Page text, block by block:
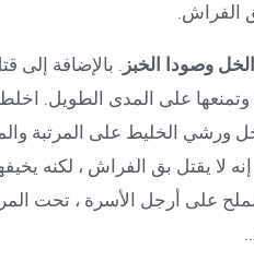
الفراش.
وصودا الخبز . بالإضافة إلى
وتمنعها على المدى الطويل.
ورشي الخليط على المرتبة
لا يقتل بق الفراش ، لكنه
على أرجل الأسرة ، تحت